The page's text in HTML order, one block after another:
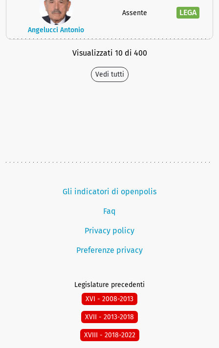
Angelucci Antonio
Assente LEGA
Visualizzati 10 di 400
Vedi tutti
Gli indicatori di openpolis
Faq
Privacy policy
Preferenze privacy
Legislature precedenti
XVI - 2008-2013
XVII - 2013-2018
XVIII - 2018-2022